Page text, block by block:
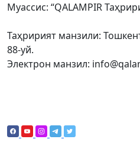
Муассис: “QALAMPIR
Таҳририят манзили:
88-уй.
Электрон манзил: